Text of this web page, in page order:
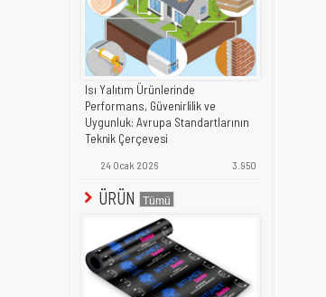
Isı Yalıtım Ürünlerinde
Performans, Güvenirlilik ve
Uygunluk: Avrupa Standartlarının
Teknik Çerçevesi
24 Ocak 2026 3.950
ÜRÜN